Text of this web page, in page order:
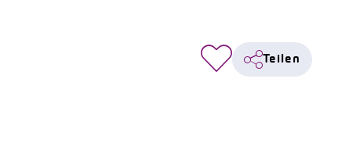
Teilen